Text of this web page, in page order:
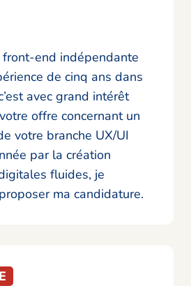
end indépendante
de cinq ans dans
avec grand intérêt
offre concernant un
votre branche UX/UI
par la création
fluides, je
ma candidature.